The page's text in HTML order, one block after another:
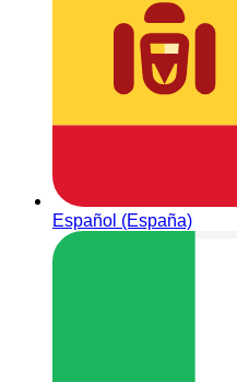
Español (España)